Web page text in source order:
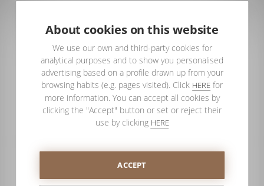
Si tú también tienes encima de la mesa un proyecto para el
canal contract en el que sea necesario diseñar diferentes
About cookies on this website
We use our own and third-party cookies for
analytical purposes and to show you personalised
advertising based on a profile drawn up from your
browsing habits (e.g. pages visited). Click HERE for
more information. You can accept all cookies by
clicking the "Accept" button or set or reject their
use by clicking HERE
ACCEPT